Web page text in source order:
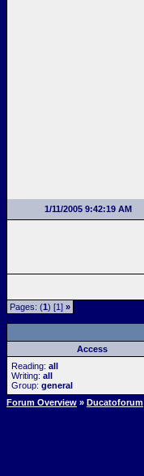
1/11/2005 9:42:19 AM
Pages: (1) [1] »
Access
Reading: all
Writing: all
Group: general
Forum Overview » Ducatoforum